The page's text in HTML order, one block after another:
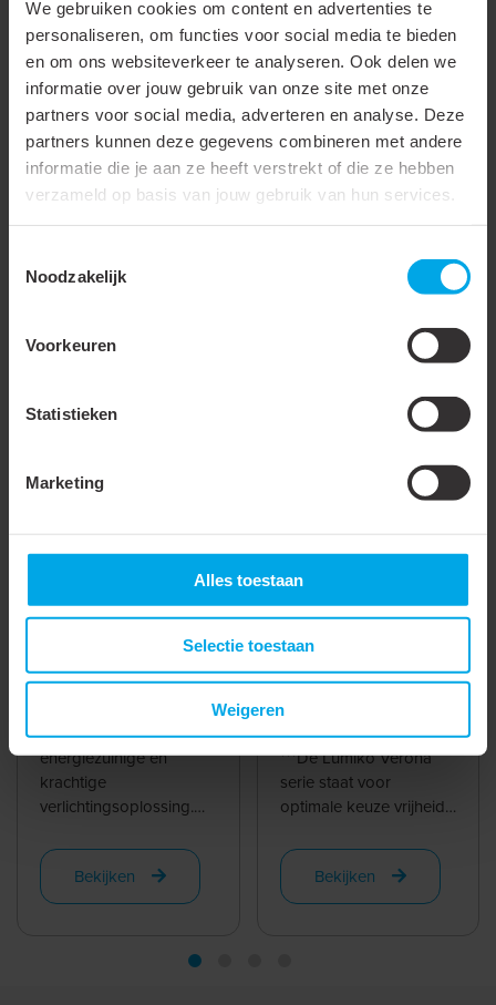
We gebruiken cookies om content en advertenties te
personaliseren, om functies voor social media te bieden
en om ons websiteverkeer te analyseren. Ook delen we
informatie over jouw gebruik van onze site met onze
partners voor social media, adverteren en analyse. Deze
partners kunnen deze gegevens combineren met andere
informatie die je aan ze heeft verstrekt of die ze hebben
verzameld op basis van jouw gebruik van hun services.
Noodzakelijk
Voorkeuren
Statistieken
Marketing
Alles toestaan
Selectie toestaan
Weigeren
Omgevingstemperatuur
-20 - 45 °C
Behuizing kleur
Wit
Met bekabeling
Ingebouwde ventilator
WW
700mA, 3000K, IP44
LED-inbouwspot is een
energiezuinige en
krachtige
verlichtingsoplossing.
inbouwmaat is deze
spot geschikt voor ...
Bekijken
Lumiko Verona COB
3,1W, 350mA, IP44
***Vernieuwd model,
verbeterde efficiëntie
***De Lumiko Verona
serie staat voor
optimale keuze vrijheid
famillie bestaat uit een ...
Bekijken